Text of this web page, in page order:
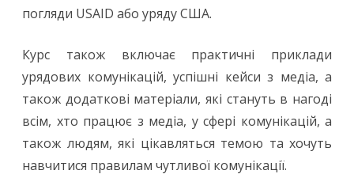
погляди USAID або уряду США.
Курс також включає практичні приклади
урядових комунікацій, успішні кейси з медіа, а
також додаткові матеріали, які стануть в нагоді
всім, хто працює з медіа, у сфері комунікацій, а
також людям, які цікавляться темою та хочуть
навчитися правилам чутливої комунікації.